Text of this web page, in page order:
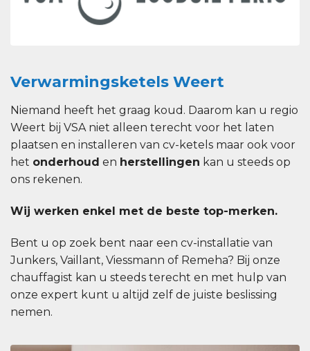
Verwarmingsketels Weert
Niemand heeft het graag koud. Daarom kan u regio
Weert bij VSA niet alleen terecht voor het laten
plaatsen en installeren van cv-ketels maar ook voor
het onderhoud en herstellingen kan u steeds op
ons rekenen.
Wij werken enkel met de beste top-merken.
Bent u op zoek bent naar een cv-installatie van
Junkers, Vaillant, Viessmann of Remeha? Bij onze
chauffagist kan u steeds terecht en met hulp van
onze expert kunt u altijd zelf de juiste beslissing
nemen.